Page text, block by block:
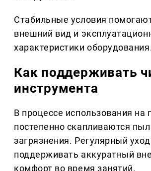
Стабильные условия
внешний вид и
характеристики
Как поддерживать
инструмента
В процессе использования на
постепенно скапливаются
загрязнения. Регулярный
поддерживать аккуратный
комфорт во время занятий.